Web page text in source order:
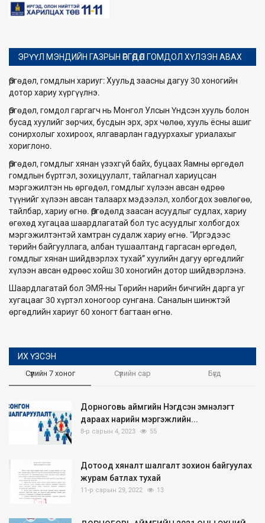
ЭРҮҮЛ МЭНДИЙН ГАЗРЫН ӨРГӨДӨЛ ГОМДОЛ ХҮЛЭЭН АВАХ
Өргөдөл, гомдлын хариуг: Хуульд заасны дагуу 30 хоногийн
дотор хариу хүргүүлнэ.
Өргөдөл, гомдол гаргагч нь Монгол Улсын Үндсэн хууль болон
бусад хуулийг зөрчих, бусдын эрх, эрх чөлөө, хууль ёсны ашиг
сонирхолыг хохироох, ялгаварлан гадуурхахыг уриалахыг
хориглоно.
Өргөдөл, гомдлыг хянан үзэхгүй байх, буцаах Яамны өргөдөл
гомдлын бүртгэл, зохицуулалт, тайлагнал хариуцсан
мэргэжилтэн нь өргөдөл, гомдлыг хүлээн авсан өдрөө
түүнийг хүлээн авсан талаарх мэдээлэл, холбогдох зөвлөгөө,
тайлбар, хариу өгнө. Өргөдөлд заасан асуудлыг судлах, хариу
өгөхөд хугацаа шаардлагатай бол тус асуудлыг холбогдох
мэргэжилтэнтэй хамтран судалж хариу өгнө. “Иргэдээс
төрийн байгууллага, албан тушаалтанд гаргасан өргөдөл,
гомдлыг хянан шийдвэрлэх тухай” хуулийн дагуу өргөдлийг
хүлээн авсан өдрөөс хойш 30 хоногийн дотор шийдвэрлэнэ.
Шаардлагатай бол ЭМЯ-ны Төрийн нарийн бичгийн дарга уг
хугацааг 30 хүртэл хоногоор сунгана. Саналын шинжтэй
өргөдлийн хариуг 60 хоногт багтаан өгнө.
ИХ ҮЗСЭН
Сүүлийн 7 хоног Сүүлийн сар Бүгд
Дорноговь аймгийн Нэгдсэн эмнэлэгт
дараах нарийн мэргэжлийн...
8-р сарын 4, 2023 55
Дотоод хяналт шалгалт зохион байгуулах
журам батлах тухай
11-р сарын 29, 2022 13